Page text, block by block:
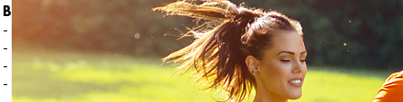
Вы можете приобрести:
- Свежевыжатые соки
- Десерты БЕЗ сахара
- Цельнозерновой хлеб
- Полезные перекусы